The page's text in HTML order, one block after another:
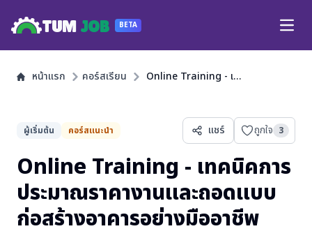
TUM JOB BETA
หน้าแรก คอร์สเรียน Online Training - เทคนิคการประมาณราคางานและถอดแบบก่อสร้างอาคารอย่างมืออาชีพ
ผู้เริ่มต้น คอร์สแนะนำ แชร์ ถูกใจ 3
Online Training - เทคนิคการ
ประมาณราคางานและถอดแบบ
ก่อสร้างอาคารอย่างมืออาชีพ